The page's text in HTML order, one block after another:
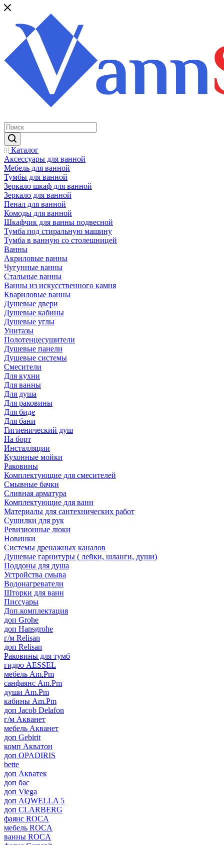
Каталог
Аксессуары для ванной
Мебель для ванной
Тумбы для ванной
Зеркало шкаф для ванной
Зеркало для ванной
Пенал для ванной
Комоды для ванной
Шкафчик для ванны подвесной
Тумба под стиральную машину
Тумба в ванную со столешницей
Ванны
Акриловые ванны
Чугунные ванны
Стальные ванны
Ванны из искусственного камня
Квариловые ванны
Душевые двери
Душевые кабины
Душевые углы
Унитазы
Полотенцесушители
Душевые панели
Душевые системы
Смесители
Для кухни
Для ванны
Для душа
Для раковины
Для биде
Для бани
Гигиенический душ
На борт
Инсталляции
Кухонные мойки
Раковины
Комплектующие для смесителей
Смывные бачки
Сливная арматура
Комплектующие для ванн
Материалы для сантехнических работ
Сушилки для рук
Ревизионные люки
Новинки
Системы дренажных каналов
Душевые гарнитуры ( лейки, шланги, души)
Поддоны для душа
Устройства смыва
Водонагреватели
Шторки для ванн
Писсуары
Доп.комплектация
доп Grohe
доп Hansgrohe
г/м Relisan
доп Relisan
Раковины для тумб
гидро AESSEL
мебель Am.Pm
санфаянс Am.Pm
души Am.Pm
кабины Am.Pm
доп Jacob Delafon
г/м Акванет
мебель Акванет
доп Gebirit
комп Акватон
доп OPADIRIS
bette
доп Акватек
доп бас
доп Viega
доп AQWELLA 5
доп CLARBERG
фаянс ROCA
мебель ROCA
ванны ROCA